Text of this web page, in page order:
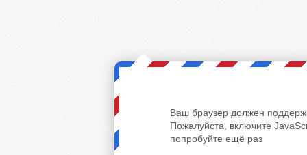
Ваш браузер должен
Пожалуйста, включите
попробуйте ещё раз